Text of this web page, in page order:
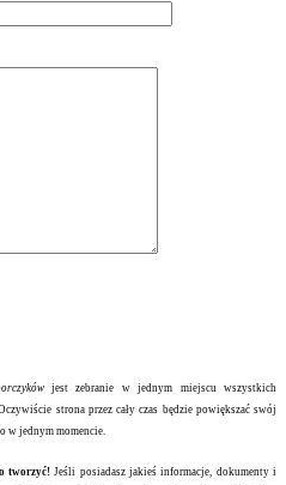
jest zebranie w jednym miejscu wszystkich
strona przez cały czas będzie powiększać swój
w jednym momencie.
tworzyć!Jeśli posiadasz jakieś informacje, dokumenty i